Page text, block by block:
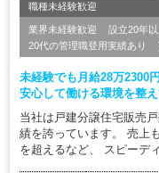
職種未経験歓迎
業界未経験歓迎 設立20年以
20代の管理職登用実績あり
未経験でも月給28万2300
安心して働ける環境を整え
当社は戸建分譲住宅販売
績を誇っています。 売上
を超えるなど、 スピーデ